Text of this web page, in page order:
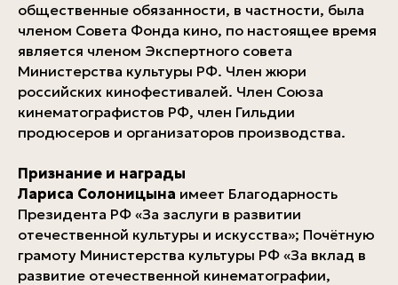
общественные обязанности, в частности, была
членом Совета Фонда кино, по настоящее время
является членом Экспертного совета
Министерства культуры РФ. Член жюри
российских кинофестивалей. Член Союза
кинематографистов РФ, член Гильдии
продюсеров и организаторов производства.
Признание и награды
Лариса Солоницына имеет Благодарность
Президента РФ «За заслуги в развитии
отечественной культуры и искусства»; Почётную
грамоту Министерства культуры РФ «За вклад в
развитие отечественной кинематографии,